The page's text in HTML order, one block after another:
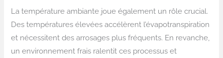
La température ambiante joue également un rôle crucial.
Des températures élevées accélèrent l’évapotranspiration
et nécessitent des arrosages plus fréquents. En revanche,
un environnement frais ralentit ces processus et